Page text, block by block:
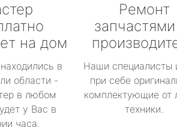
на дом
в
области -
в любом
у Вас в
часа.
Ремонт
Наши специалисты
при себе
комплектующие от
техники.